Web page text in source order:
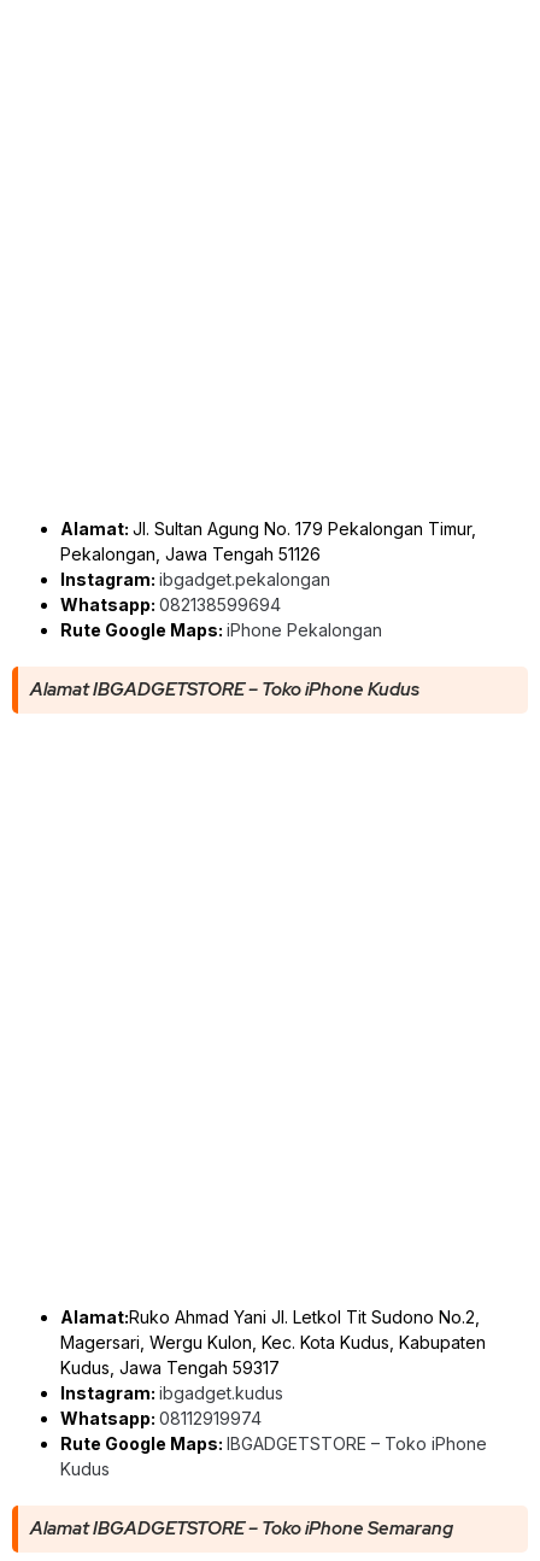
Alamat: Jl. Sultan Agung No. 179 Pekalongan Timur,
Pekalongan, Jawa Tengah 51126
Instagram: ibgadget.pekalongan
Whatsapp: 082138599694
Rute Google Maps: iPhone Pekalongan
Alamat IBGADGETSTORE – Toko iPhone Kudus
Alamat:Ruko Ahmad Yani Jl. Letkol Tit Sudono No.2,
Magersari, Wergu Kulon, Kec. Kota Kudus, Kabupaten
Kudus, Jawa Tengah 59317
Instagram: ibgadget.kudus
Whatsapp: 08112919974
Rute Google Maps: IBGADGETSTORE – Toko iPhone
Kudus
Alamat IBGADGETSTORE – Toko iPhone Semarang